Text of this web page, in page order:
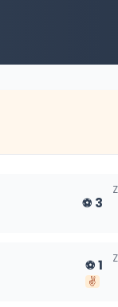
⚽ 3
⚽ 1
✌️